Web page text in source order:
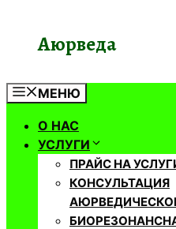
Аюрведа
МЕНЮ
О НАС
УСЛУГИ
ПРАЙС НА
КОНСУЛЬТАЦИЯ